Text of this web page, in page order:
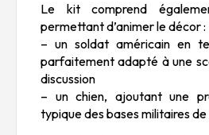
Le kit comprend
permettant d’animer le décor :
– un soldat américain en
parfaitement adapté à une
discussion
– un chien, ajoutant une
typique des bases militaires